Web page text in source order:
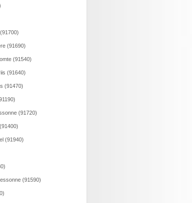
(91690)
(91540)
(91640)
(91470)
(91720)
(91940)
(91590)